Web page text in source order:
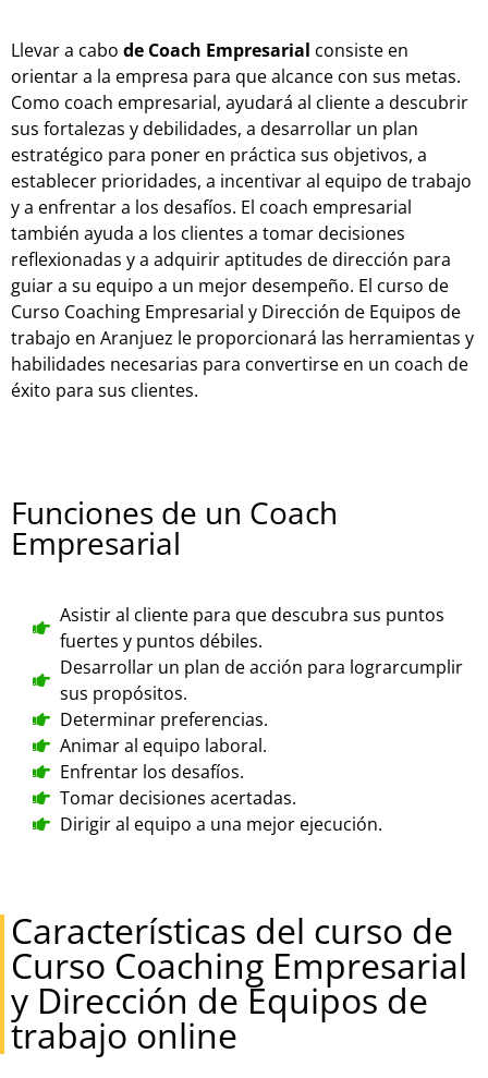
Llevar a cabo de Coach Empresarial consiste en
orientar a la empresa para que alcance con sus metas.
Como coach empresarial, ayudará al cliente a descubrir
sus fortalezas y debilidades, a desarrollar un plan
estratégico para poner en práctica sus objetivos, a
establecer prioridades, a incentivar al equipo de trabajo
y a enfrentar a los desafíos. El coach empresarial
también ayuda a los clientes a tomar decisiones
reflexionadas y a adquirir aptitudes de dirección para
guiar a su equipo a un mejor desempeño. El curso de
Curso Coaching Empresarial y Dirección de Equipos de
trabajo en Aranjuez le proporcionará las herramientas y
habilidades necesarias para convertirse en un coach de
éxito para sus clientes.
Funciones de un Coach
Empresarial
Asistir al cliente para que descubra sus puntos
fuertes y puntos débiles.
Desarrollar un plan de acción para lograrcumplir
sus propósitos.
Determinar preferencias.
Animar al equipo laboral.
Enfrentar los desafíos.
Tomar decisiones acertadas.
Dirigir al equipo a una mejor ejecución.
Características del curso de
Curso Coaching Empresarial
y Dirección de Equipos de
trabajo online